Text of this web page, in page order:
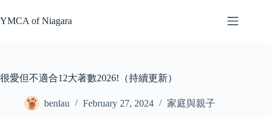
to
content
YMCA of Niagara
很愛但不適合12大著數2026!（持續更新）
benlau February 27, 2024 家庭與親子